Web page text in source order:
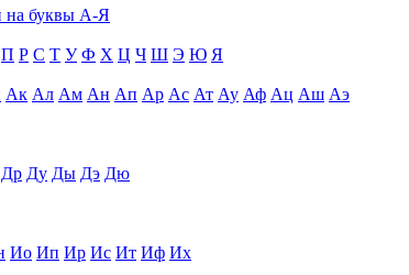
на буквы А-Я
П Р С Т У Ф Х Ц Ч Ш Э Ю Я
Ак Ал Ам Ан Ап Ар Ас Ат Ау Аф Ац Аш Аэ
Др Ду Ды Дэ Дю
Ио Ип Ир Ис Ит Иф Их